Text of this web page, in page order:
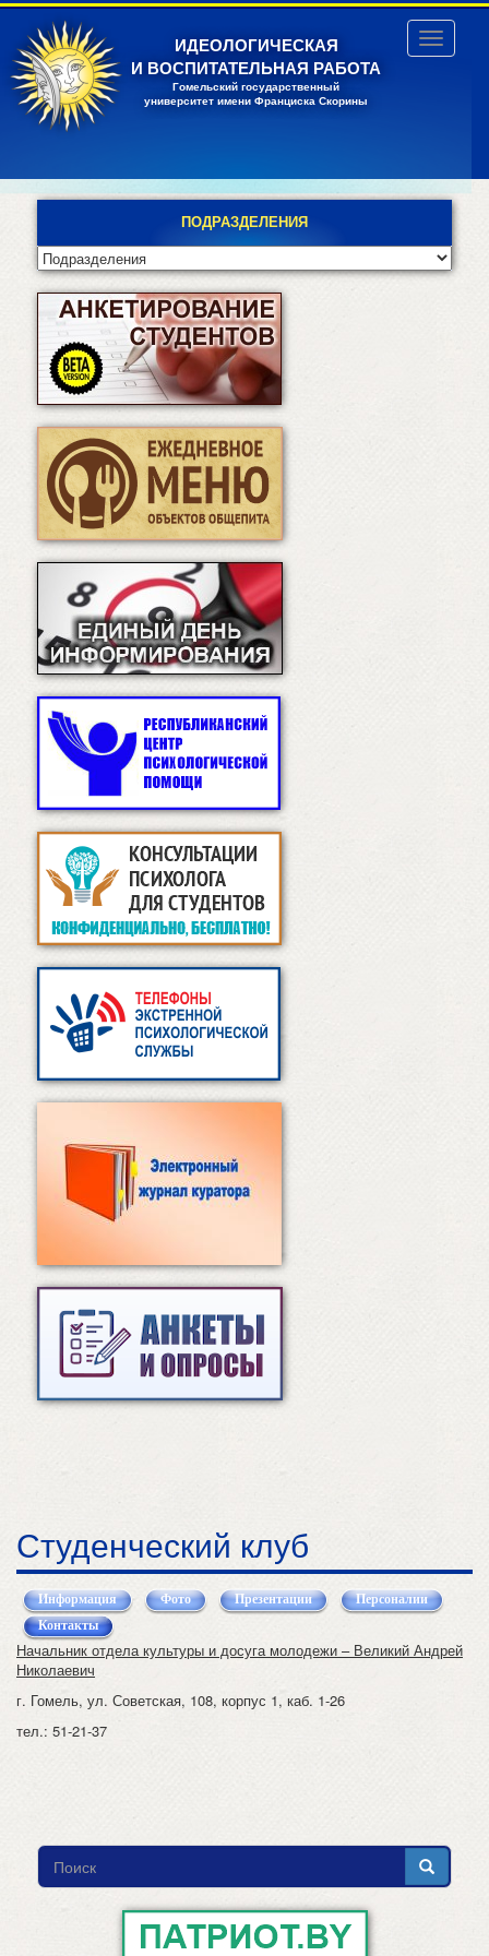
Перейти
основному
содержанию
ИДЕОЛОГИЧЕСКАЯ
И ВОСПИТАТЕЛЬНАЯ РАБОТА
Гомельский государственный
университет имени Франциска Скорины
Toggle
ПОДРАЗДЕЛЕНИЯ
Студенческий клуб
Информация Фото Презентации
Персоналии
Контакты(активная вкладка)
Начальник отдела культуры и досуга молодежи – Великий Андрей
Николаевич
г. Гомель, ул. Советская, 108, корпус 1, каб. 1-26
тел.: 51-21-37
Форма
поиска